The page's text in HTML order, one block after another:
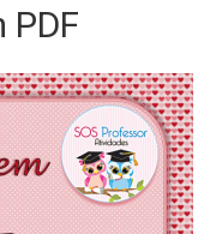
PDF